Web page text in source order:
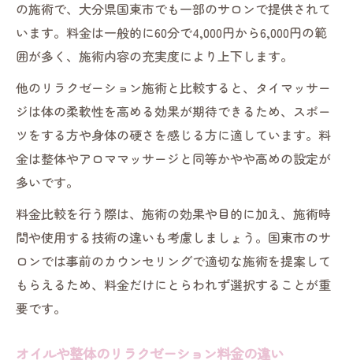
の施術で、大分県国東市でも一部のサロンで提供されて
います。料金は一般的に60分で4,000円から6,000円の範
囲が多く、施術内容の充実度により上下します。
他のリラクゼーション施術と比較すると、タイマッサー
ジは体の柔軟性を高める効果が期待できるため、スポー
ツをする方や身体の硬さを感じる方に適しています。料
金は整体やアロママッサージと同等かやや高めの設定が
多いです。
料金比較を行う際は、施術の効果や目的に加え、施術時
間や使用する技術の違いも考慮しましょう。国東市のサ
ロンでは事前のカウンセリングで適切な施術を提案して
もらえるため、料金だけにとらわれず選択することが重
要です。
オイルや整体のリラクゼーション料金の違い